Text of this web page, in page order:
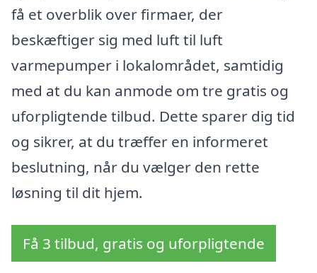
få et overblik over firmaer, der
beskæftiger sig med luft til luft
varmepumper i lokalområdet, samtidig
med at du kan anmode om tre gratis og
uforpligtende tilbud. Dette sparer dig tid
og sikrer, at du træffer en informeret
beslutning, når du vælger den rette
løsning til dit hjem.
Få 3 tilbud, gratis og uforpligtende